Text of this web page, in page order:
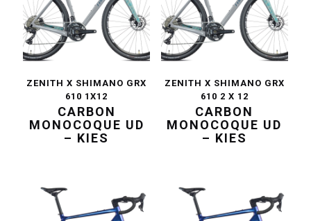
ZENITH X SHIMANO GRX
610 1X12
CARBON
MONOCOQUE UD
– KIES
ZENITH X SHIMANO GRX
610 2 X 12
CARBON
MONOCOQUE UD
– KIES